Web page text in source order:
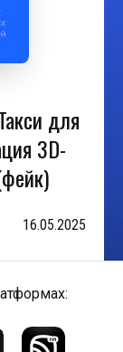
для
3D-
16.05.2025